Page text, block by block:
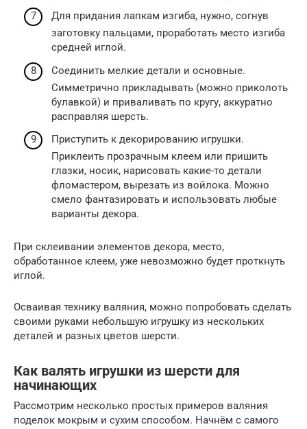
Для придания лапкам изгиба, нужно, согнув
заготовку пальцами, проработать место изгиба
средней иглой.
Соединить мелкие детали и основные.
Симметрично прикладывать (можно приколоть
булавкой) и приваливать по кругу, аккуратно
расправляя шерсть.
Приступить к декорированию игрушки.
Приклеить прозрачным клеем или пришить
глазки, носик, нарисовать какие-то детали
фломастером, вырезать из войлока. Можно
смело фантазировать и использовать любые
варианты декора.
При склеивании элементов декора, место,
обработанное клеем, уже невозможно будет проткнуть
иглой.
Осваивая технику валяния, можно попробовать сделать
своими руками небольшую игрушку из нескольких
деталей и разных цветов шерсти.
Как валять игрушки из шерсти для
начинающих
Рассмотрим несколько простых примеров валяния
поделок мокрым и сухим способом. Начнём с самого